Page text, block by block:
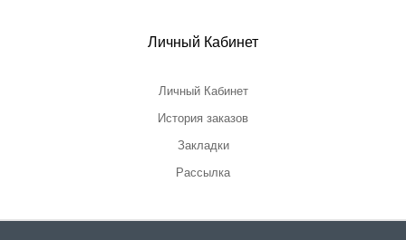
Личный Кабинет
Личный Кабинет
История заказов
Закладки
Рассылка